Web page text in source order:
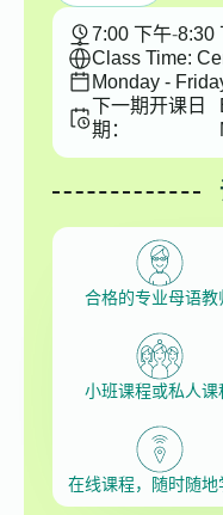
7:00 下午-8:30
Class Time:
Monday -
下一期开课日
期：
合格的专业母语教
小班课程或私人课
在线课程，随时随地